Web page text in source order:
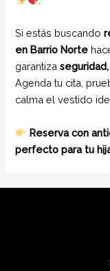
Si estás buscando
en Barrio Norte
garantiza
Agenda tu cita,
calma el vestido
Reserva con
perfecto para tu